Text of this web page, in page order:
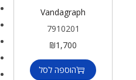
Vandagraph
7910201
₪1,700
הוספה לסל